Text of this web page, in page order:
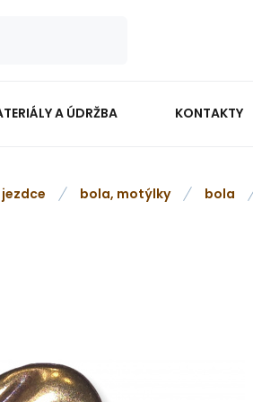
A ÚDRŽBA KONTAKTY
bola, motýlky bola